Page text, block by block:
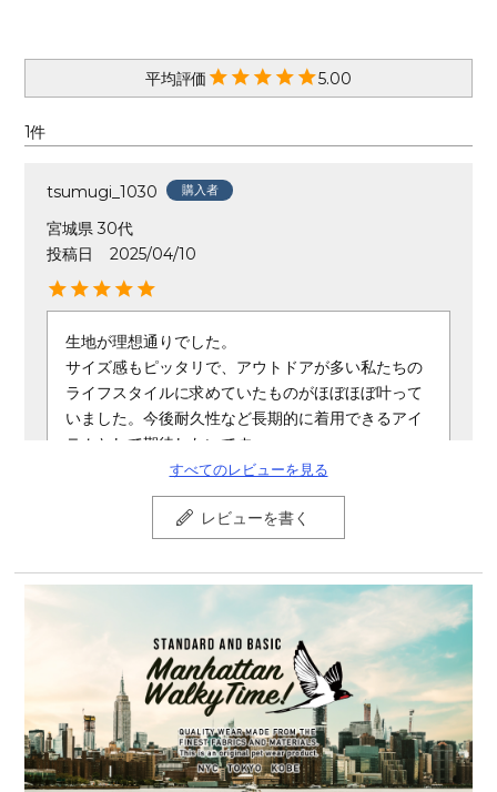
5.00
1
tsumugi_1030 購入者
宮城県 30代
投稿日
2025/04/10
生地が理想通りでした。
サイズ感もピッタリで、アウトドアが多い私たちの
ライフスタイルに求めていたものがほぼほぼ叶って
いました。今後耐久性など長期的に着用できるアイ
テムとして期待したいです。
すべてのレビューを見る
レビューを書く